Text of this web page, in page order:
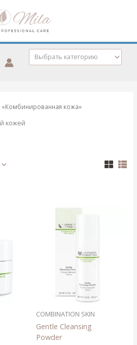
Выбрать категорию
кожа»
кожей
COMBINATION SKIN
Gentle Cleansing
Powder